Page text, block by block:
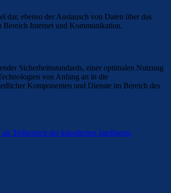
ebenso der Austausch von Daten über das
Bereich Internet und Kommunikation.
Sicherheitsstandards, einer optimalen Nutzung
von Anfang an in die
Komponenten und Dienste im Bereich des
Teilbereich der künstlichen Intelligenz